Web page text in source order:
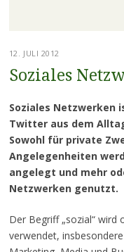
12. JULI 2012
Soziales
Soziales Netzwerken
Twitter aus dem
Sowohl für private
Angelegenheiten
angelegt und mehr
Netzwerken genutzt.
Der Begriff „sozial“ wird
verwendet,